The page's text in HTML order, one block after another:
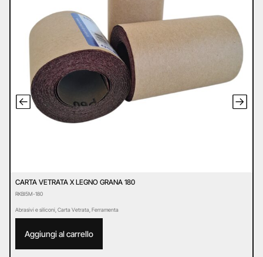
CARTA VETRATA X LEGNO GRANA 180
RKBI5M-180
Abrasivi e siliconi Carta Vetrata Ferramenta
Aggiungi al carrello